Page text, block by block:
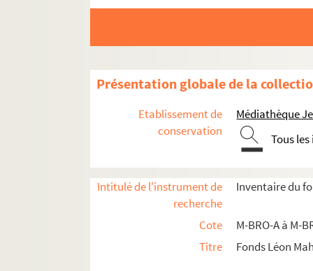
Présentation globale de la
Etablissement de
conservation
Médiathèque
Tous
Intitulé de l'instrument de
recherche
Inventaire du
Cote
M-BRO-A à M-
Titre
Fonds Léon
M-BRO. Brochures du fonds Mahieu
M-BRO-A. Sociétés diverses